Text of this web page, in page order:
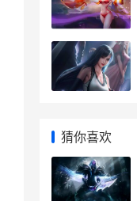
猜你喜欢